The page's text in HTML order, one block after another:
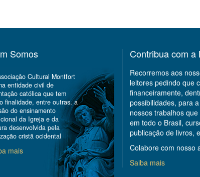
Somos
Cultural Montfort
entidade civil de
católica que tem
finalidade, entre outras, a
do ensinamento
da Igreja e da
desenvolvida pela
cristã ocidental
mais
Contribua com a
Recorremos aos
leitores pedindo que
financeiramente,
possibilidades, para
nossos trabalhos
em todo o Brasil,
publicação de livros,
Colabore com nosso
Saiba mais